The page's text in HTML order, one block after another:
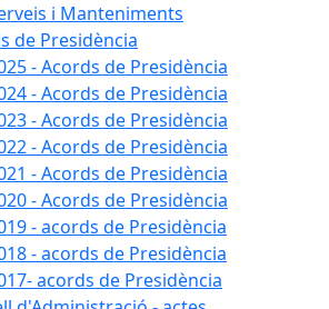
i Manteniments
de Presidència
- Acords de Presidència
- Acords de Presidència
- Acords de Presidència
- Acords de Presidència
- Acords de Presidència
- Acords de Presidència
- acords de Presidència
- acords de Presidència
acords de Presidència